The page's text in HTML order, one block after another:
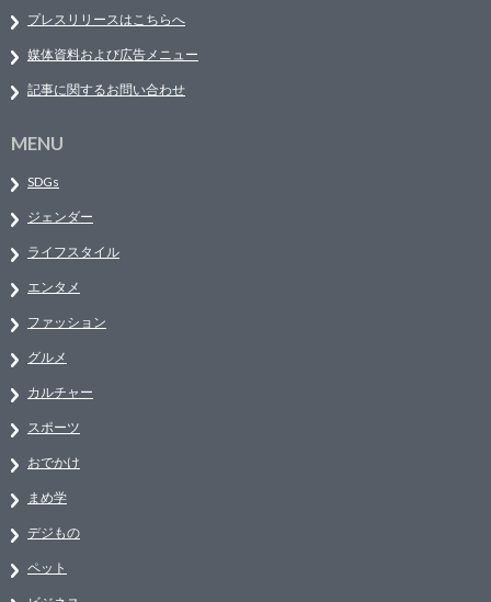
プレスリリースはこちらへ
媒体資料および広告メニュー
記事に関するお問い合わせ
MENU
SDGs
ジェンダー
ライフスタイル
エンタメ
ファッション
グルメ
カルチャー
スポーツ
おでかけ
まめ学
デジもの
ペット